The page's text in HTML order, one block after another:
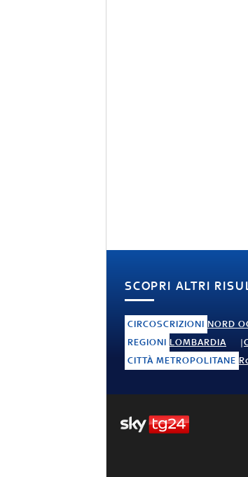
SCOPRI ALTRI
CIRCOSCRIZIONI NORD
REGIONI LOMBARDIA
CITTÀ METROPOLITANE